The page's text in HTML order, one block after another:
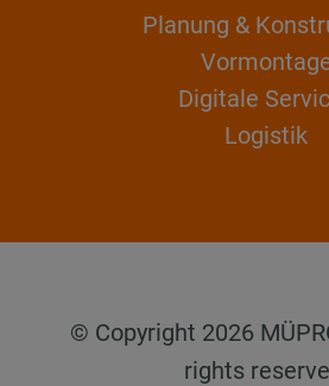
Planung &
Digitale
Logistik
© Copyright 2026
rights